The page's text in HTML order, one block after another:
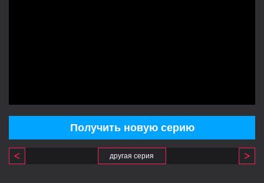
Получить новую серию
другая серия